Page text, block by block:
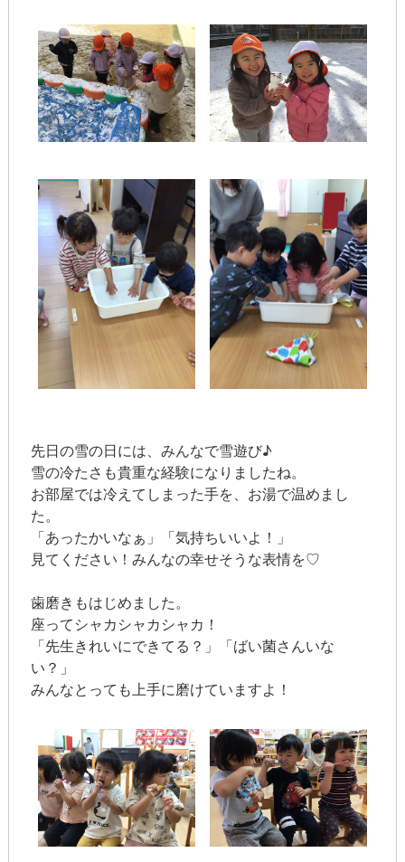
先日の雪の日には、みんなで雪遊び♪
雪の冷たさも貴重な経験になりましたね。
お部屋では冷えてしまった手を、お湯で温めまし
た。
「あったかいなぁ」「気持ちいいよ！」
見てください！みんなの幸せそうな表情を♡
歯磨きもはじめました。
座ってシャカシャカシャカ！
「先生きれいにできてる？」「ばい菌さんいな
い？」
みんなとっても上手に磨けていますよ！